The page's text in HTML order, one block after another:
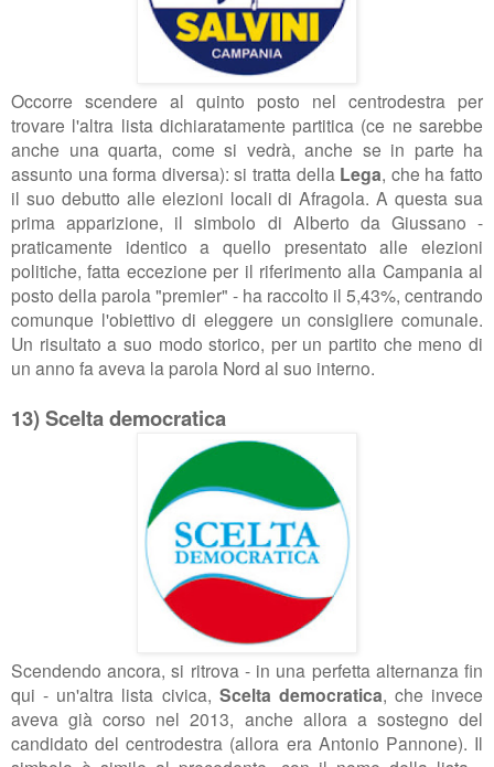
Occorre scendere al quinto posto nel centrodestra per
trovare l'altra lista dichiaratamente partitica (ce ne sarebbe
anche una quarta, come si vedrà, anche se in parte ha
assunto una forma diversa): si tratta della Lega, che ha fatto
il suo debutto alle elezioni locali di Afragola. A questa sua
prima apparizione, il simbolo di Alberto da Giussano -
praticamente identico a quello presentato alle elezioni
politiche, fatta eccezione per il riferimento alla Campania al
posto della parola "premier" - ha raccolto il 5,43%, centrando
comunque l'obiettivo di eleggere un consigliere comunale.
Un risultato a suo modo storico, per un partito che meno di
un anno fa aveva la parola Nord al suo interno.
13) Scelta democratica
Scendendo ancora, si ritrova - in una perfetta alternanza fin
qui - un'altra lista civica, Scelta democratica, che invece
aveva già corso nel 2013, anche allora a sostegno del
candidato del centrodestra (allora era Antonio Pannone). Il